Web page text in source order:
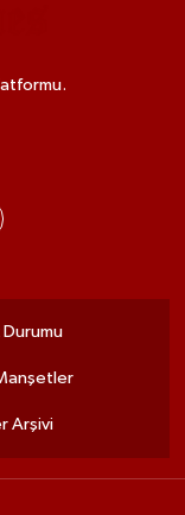
Durumu
Arşivi